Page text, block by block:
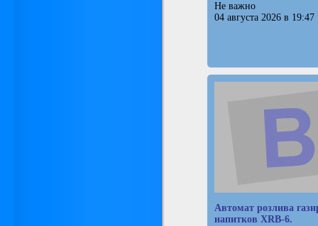
Не важно
04 августа 2026 в 19:47
Автомат розлива
напитков XRB-6.